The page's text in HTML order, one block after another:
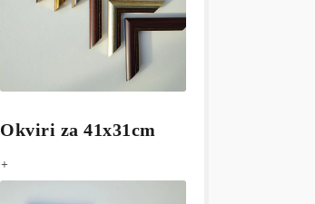
Okviri za 41x31cm
+